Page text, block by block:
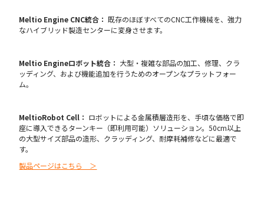
Meltio Engine CNC統合： 既存のほぼすべてのCNC工作機械を、強力
なハイブリッド製造センターに変身させます。
Meltio Engineロボット統合： 大型・複雑な部品の加工、修理、クラ
ッディング、および機能追加を行うためのオープンなプラットフォー
ム。
MeltioRobot Cell： ロボットによる金属積層造形を、手頃な価格で即
座に導入できるターンキー（即利用可能）ソリューション。50cm以上
の大型サイズ部品の造形、クラッディング、耐摩耗補修などに最適で
す。
製品ページはこちら ＞